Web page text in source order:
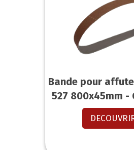
Bande pour
527 800x45mm -